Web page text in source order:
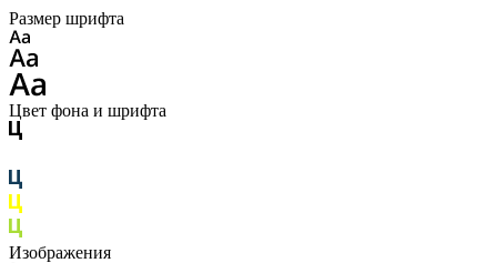
Размер шрифта
Цвет фона и шрифта
Изображения